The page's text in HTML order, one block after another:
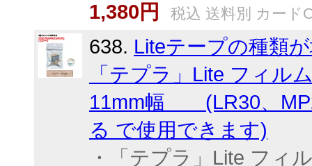
1,380円
税込 送料別 カード
638. Liteテープの種類
「テプラ」Lite フィ
11mm幅 (LR30、
る で使用できます)
・「テプラ」Lite フィ